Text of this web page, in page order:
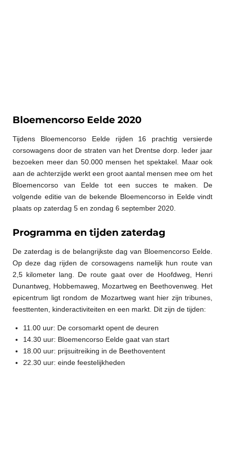
Bloemencorso Eelde 2020
Tijdens Bloemencorso Eelde rijden 16 prachtig versierde
corsowagens door de straten van het Drentse dorp. Ieder jaar
bezoeken meer dan 50.000 mensen het spektakel. Maar ook
aan de achterzijde werkt een groot aantal mensen mee om het
Bloemencorso van Eelde tot een succes te maken. De
volgende editie van de bekende Bloemencorso in Eelde vindt
plaats op zaterdag 5 en zondag 6 september 2020.
Programma en tijden zaterdag
De zaterdag is de belangrijkste dag van Bloemencorso Eelde.
Op deze dag rijden de corsowagens namelijk hun route van
2,5 kilometer lang. De route gaat over de Hoofdweg, Henri
Dunantweg, Hobbemaweg, Mozartweg en Beethovenweg. Het
epicentrum ligt rondom de Mozartweg want hier zijn tribunes,
feesttenten, kinderactiviteiten en een markt. Dit zijn de tijden:
11.00 uur: De corsomarkt opent de deuren
14.30 uur: Bloemencorso Eelde gaat van start
18.00 uur: prijsuitreiking in de Beethoventent
22.30 uur: einde feestelijkheden